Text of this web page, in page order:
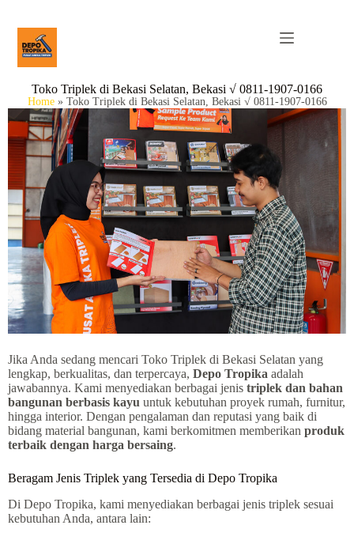
Toko Triplek di Bekasi Selatan, Bekasi √ 0811-1907-0166
Home» Toko Triplek di Bekasi Selatan, Bekasi √ 0811-1907-0166
Jika Anda sedang mencari Toko Triplek di Bekasi Selatan yang
lengkap, berkualitas, dan terpercaya, Depo Tropika adalah
jawabannya. Kami menyediakan berbagai jenis triplek dan bahan
bangunan berbasis kayu untuk kebutuhan proyek rumah, furnitur,
hingga interior. Dengan pengalaman dan reputasi yang baik di
bidang material bangunan, kami berkomitmen memberikan produk
terbaik dengan harga bersaing.
Beragam Jenis Triplek yang Tersedia di Depo Tropika
Di Depo Tropika, kami menyediakan berbagai jenis triplek sesuai
kebutuhan Anda, antara lain: